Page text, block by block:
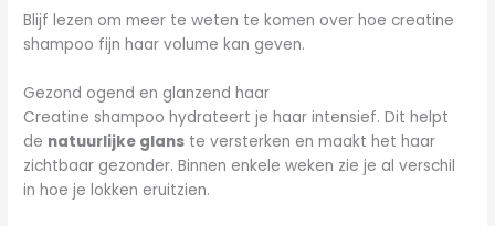
Blijf lezen om meer te weten te komen over hoe creatine
shampoo fijn haar volume kan geven.
Gezond ogend en glanzend haar
Creatine shampoo hydrateert je haar intensief. Dit helpt
de natuurlijke glans te versterken en maakt het haar
zichtbaar gezonder. Binnen enkele weken zie je al verschil
in hoe je lokken eruitzien.